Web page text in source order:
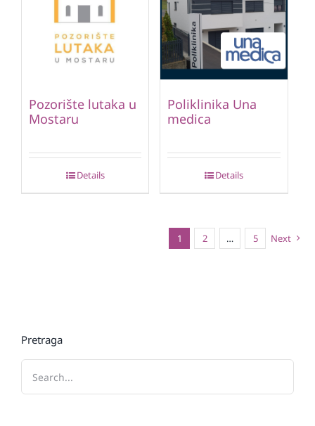
Pozorište lutaka u
Mostaru
Details
Poliklinika Una
medica
Details
1 2 … 5 Next
Pretraga